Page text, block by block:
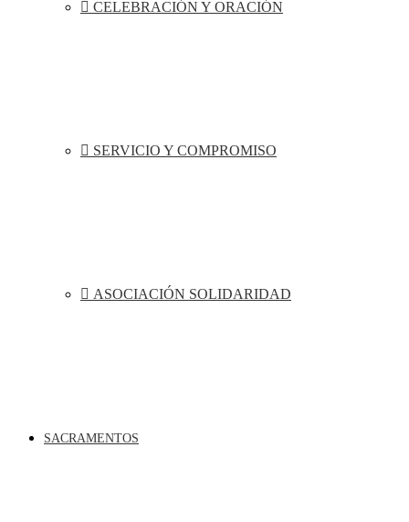
CELEBRACIÓN Y ORACIÓN
SERVICIO Y COMPROMISO
ASOCIACIÓN SOLIDARIDAD
SACRAMENTOS